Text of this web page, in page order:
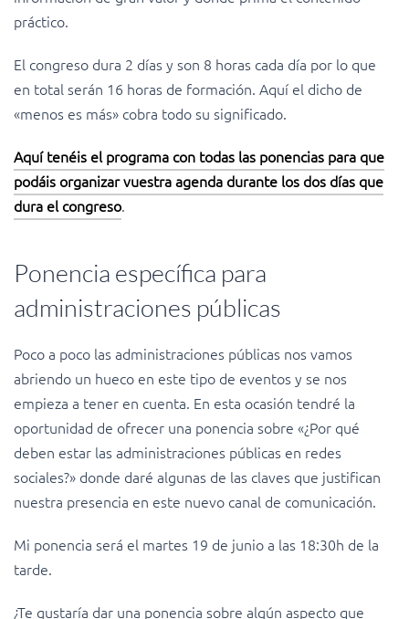
práctico.
El congreso dura 2 días y son 8 horas cada día por lo que
en total serán 16 horas de formación. Aquí el dicho de
«menos es más» cobra todo su significado.
Aquí tenéis el programa con todas las ponencias para que
podáis organizar vuestra agenda durante los dos días que
dura el congreso.
Ponencia específica para
administraciones públicas
Poco a poco las administraciones públicas nos vamos
abriendo un hueco en este tipo de eventos y se nos
empieza a tener en cuenta. En esta ocasión tendré la
oportunidad de ofrecer una ponencia sobre «¿Por qué
deben estar las administraciones públicas en redes
sociales?» donde daré algunas de las claves que justifican
nuestra presencia en este nuevo canal de comunicación.
Mi ponencia será el martes 19 de junio a las 18:30h de la
tarde.
¿Te gustaría dar una ponencia sobre algún aspecto que